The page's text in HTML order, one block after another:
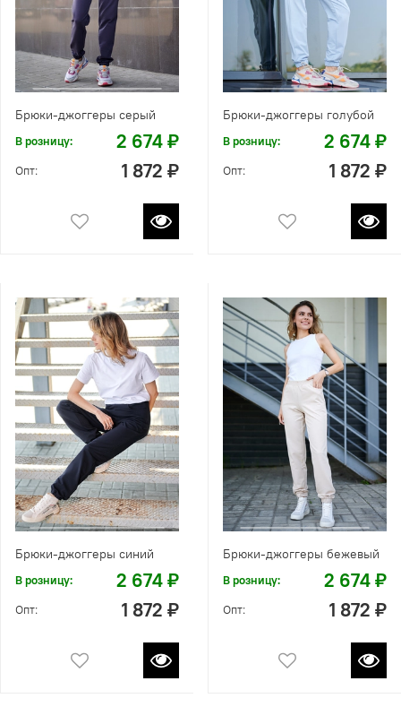
Брюки-джоггеры серый
В розницу: 2 674 ₽
Опт: 1 872 ₽
Брюки-джоггеры голубой
В розницу: 2 674 ₽
Опт: 1 872 ₽
Брюки-джоггеры синий
В розницу: 2 674 ₽
Опт: 1 872 ₽
Брюки-джоггеры бежевый
В розницу: 2 674 ₽
Опт: 1 872 ₽